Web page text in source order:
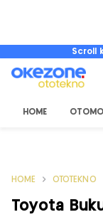
Scroll
HOME
HOME OTOTEKNO
Toyota